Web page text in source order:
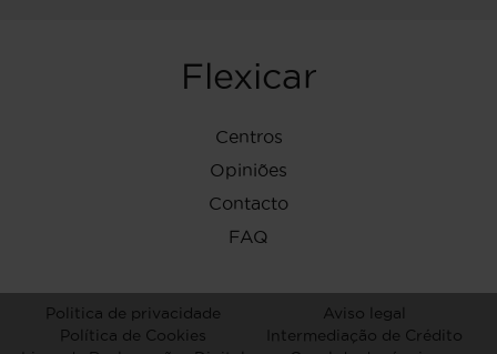
Flexicar
Centros
Opiniões
Contacto
FAQ
Politica de privacidade
Aviso legal
Política de Cookies
Intermediação de Crédito